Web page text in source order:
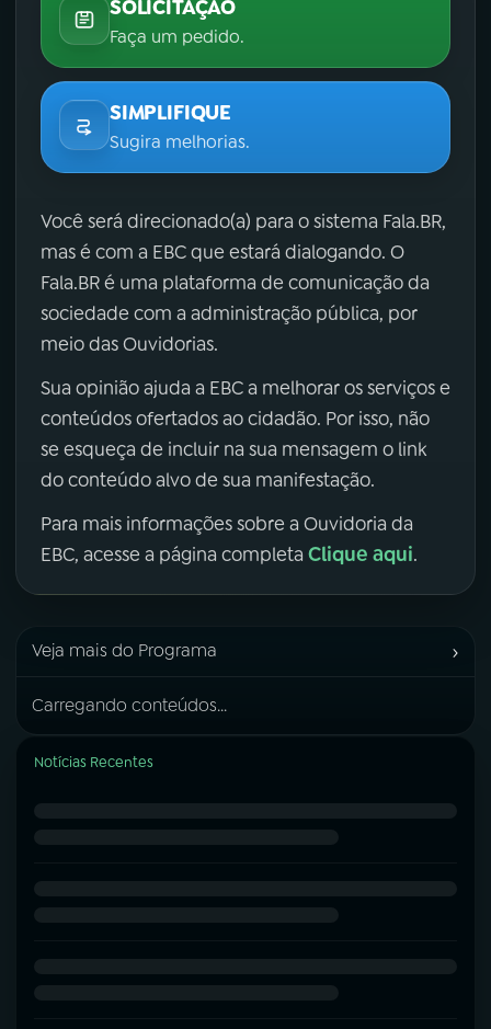
SOLICITAÇÃO
Faça um pedido.
SIMPLIFIQUE
Sugira melhorias.
Você será direcionado(a) para o sistema Fala.BR,
mas é com a EBC que estará dialogando. O
Fala.BR é uma plataforma de comunicação da
sociedade com a administração pública, por
meio das Ouvidorias.
Sua opinião ajuda a EBC a melhorar os serviços e
conteúdos ofertados ao cidadão. Por isso, não
se esqueça de incluir na sua mensagem o link
do conteúdo alvo de sua manifestação.
Para mais informações sobre a Ouvidoria da
EBC, acesse a página completa Clique aqui.
Veja mais do Programa ›
Carregando conteúdos...
Notícias Recentes